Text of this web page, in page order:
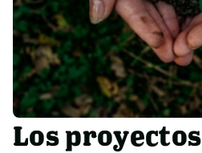
Los proyectos